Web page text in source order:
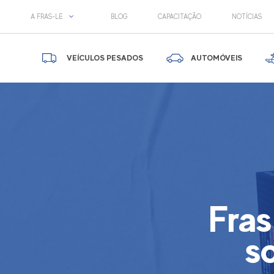
A FRAS-LE BLOG CAPACITAÇÃO NOTÍCIAS
VEÍCULOS PESADOS AUTOMÓVEIS